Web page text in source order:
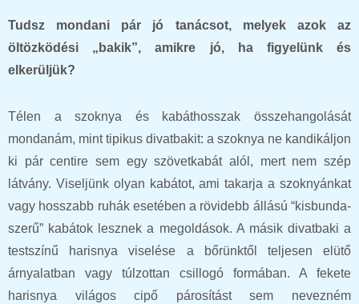
Tudsz mondani pár jó tanácsot, melyek azok az
öltözködési „bakik”, amikre jó, ha figyelünk és
elkerüljük?
Télen a szoknya és kabáthosszak összehangolását
mondanám, mint tipikus divatbakit: a szoknya ne kandikáljon
ki pár centire sem egy szövetkabát alól, mert nem szép
látvány. Viseljünk olyan kabátot, ami takarja a szoknyánkat
vagy hosszabb ruhák esetében a rövidebb állású “kisbunda-
szerű” kabátok lesznek a megoldások. A másik divatbaki a
testszínű harisnya viselése a bőrünktől teljesen elütő
árnyalatban vagy túlzottan csillogó formában. A fekete
harisnya világos cipő párosítást sem nevezném